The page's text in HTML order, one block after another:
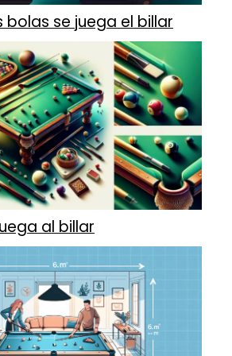
bolas se juega el billar
al billar